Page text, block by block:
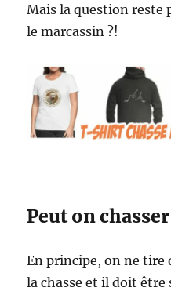
Mais la question reste
le marcassin ?!
Peut on
En principe, on ne tire
la chasse et il doit être